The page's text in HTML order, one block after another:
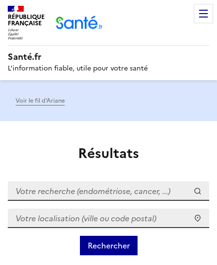
RÉPUBLIQUE
FRANÇAISE
Santé.fr
L'information fiable, utile pour votre santé
Voir le fil d’Ariane
Résultats
Votre recherche (endométriose, cancer, ...)
Votre localisation (ville ou code postal)